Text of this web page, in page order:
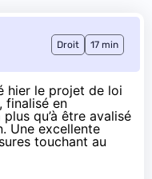
Droit 17 min
hier le projet de loi
finalisé en
qu’à être avalisé
Une excellente
touchant au